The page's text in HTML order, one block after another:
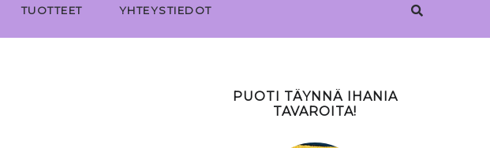
TUOTTEET YHTEYSTIEDOT
PUOTI TÄYNNÄ IHANIA
TAVAROITA!